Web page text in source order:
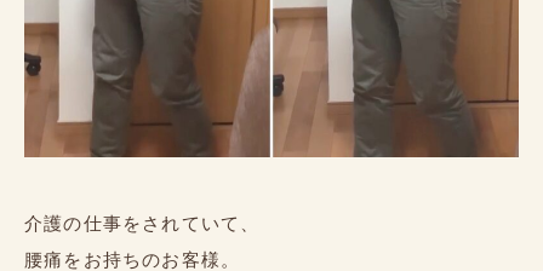
介護の仕事をされていて、
腰痛をお持ちのお客様。